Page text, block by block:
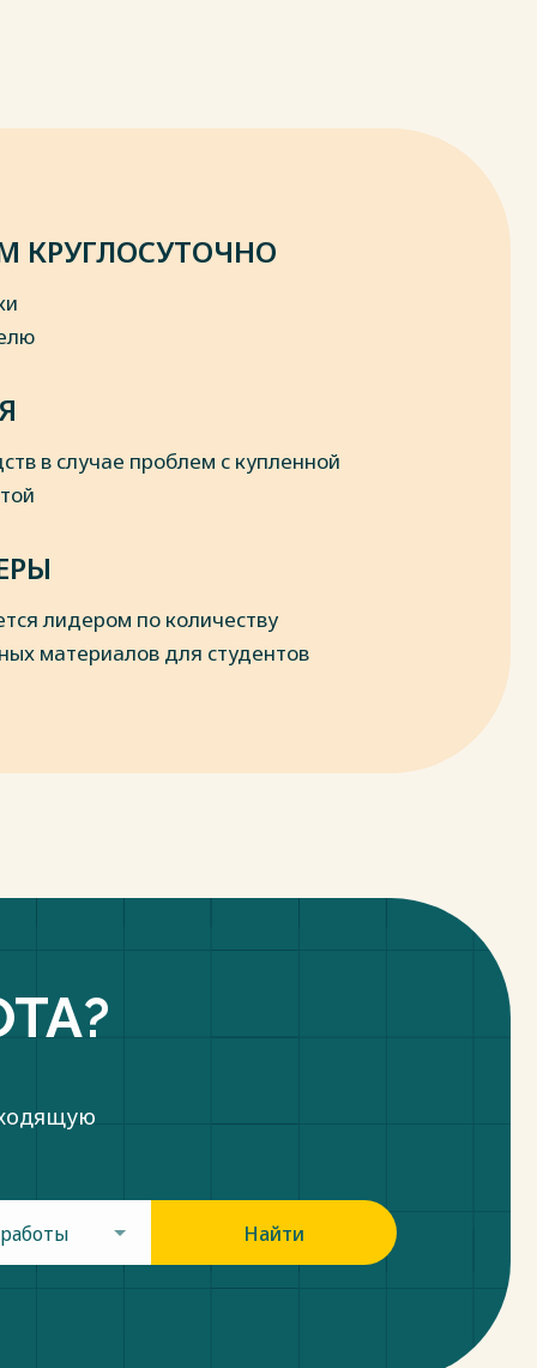
КРУГЛОСУТОЧНО
в случае проблем с купленной
лидером по количеству
материалов для студентов
Найти